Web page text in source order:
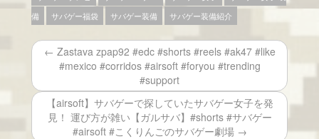
備
サバゲー福袋 サバゲー装備 サバゲー装備紹介
← Zastava zpap92 #edc #shorts #reels #ak47 #like
#mexico #corridos #airsoft #foryou #trending
#support
【airsoft】サバゲーで探していたサバゲー女子を発
見！ 運び方が雑い【ガルサバ】#shorts #サバゲー
#airsoft #こくりんごのサバゲー劇場 →